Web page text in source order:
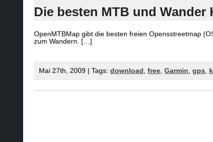
Die besten MTB und Wander
OpenMTBMap gibt die besten freien Opensstreetmap
zum Wandern. […]
Mai 27th, 2009 | Tags: download free Garmin gps